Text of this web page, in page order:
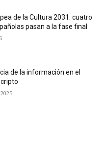
de la Cultura 2031: cuatro
pasan a la fase final
de la información en el